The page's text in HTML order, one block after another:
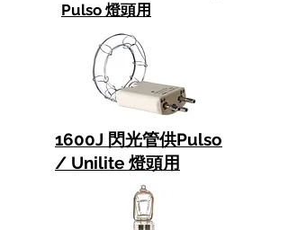
Pulso 燈頭用
1600J 閃光管供Pulso
/ Unilite 燈頭用